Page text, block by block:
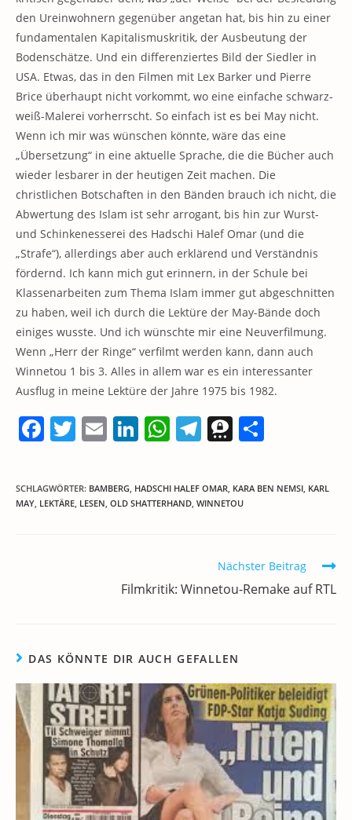
den Ureinwohnern gegenüber angetan hat, bis hin zu einer
fundamentalen Kapitalismuskritik, der Ausbeutung der
Bodenschätze. Und ein differenziertes Bild der Siedler in
USA. Etwas, das in den Filmen mit Lex Barker und Pierre
Brice überhaupt nicht vorkommt, wo eine einfache schwarz-
weiß-Malerei vorherrscht. So einfach ist es bei May nicht.
Wenn ich mir was wünschen könnte, wäre das eine
„Übersetzung“ in eine aktuelle Sprache, die die Bücher auch
wieder lesbarer in der heutigen Zeit machen. Die
christlichen Botschaften in den Bänden brauch ich nicht, die
Abwertung des Islam ist sehr arrogant, bis hin zur Wurst-
und Schinkenesserei des Hadschi Halef Omar (und die
„Strafe“), allerdings aber auch erklärend und Verständnis
fördernd. Ich kann mich gut erinnern, in der Schule bei
Klassenarbeiten zum Thema Islam immer gut abgeschnitten
zu haben, weil ich durch die Lektüre der May-Bände doch
einiges wusste. Und ich wünschte mir eine Neuverfilmung.
Wenn „Herr der Ringe“ verfilmt werden kann, dann auch
Winnetou 1 bis 3. Alles in allem war es ein interessanter
Ausflug in meine Lektüre der Jahre 1975 bis 1982.
F
c
e
T
itt
er
E
ai
l
Li
k
e
W
at
s
p
T
e
gr
m
T
re
e
a
le
SCHLAGWÖRTER: BAMBERG, HADSCHI HALEF OMAR, KARA BEN NEMSI, KARL
MAY, LEKTÄRE, LESEN, OLD SHATTERHAND, WINNETOU
Nächster Beitrag
Filmkritik: Winnetou-Remake auf RTL
DAS KÖNNTE DIR AUCH GEFALLEN